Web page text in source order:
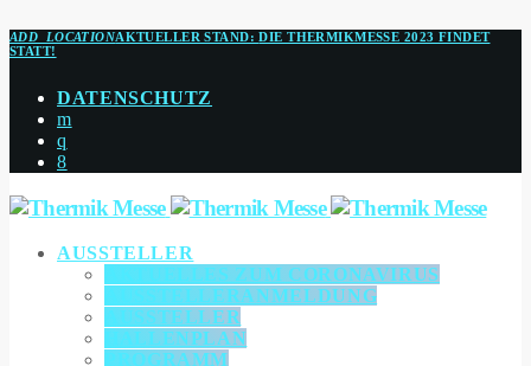
ADD_LOCATIONAKTUELLER STAND:DIE THERMIKMESSE 2023 FINDET
STATT!
DATENSCHUTZ
AUSSTELLER
AKTUELLES ZUM CORONAVIRUS
AUSSTELLERANMELDUNG
AUSSTELLER
HALLENPLAN
PROGRAMM